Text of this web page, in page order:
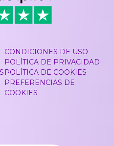
CONDICIONES DE USO
POLÍTICA DE PRIVACIDAD
POLÍTICA DE COOKIES
PREFERENCIAS DE
COOKIES